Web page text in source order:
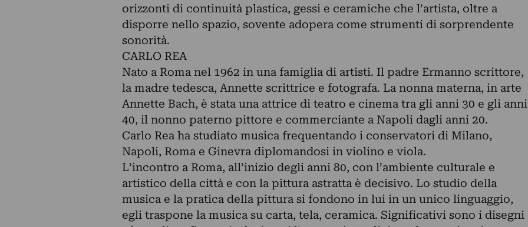
orizzonti di continuità plastica, gessi e ceramiche che l’artista, oltre a
disporre nello spazio, sovente adopera come strumenti di sorprendente
sonorità.
CARLO REA
Nato a Roma nel 1962 in una famiglia di artisti. Il padre Ermanno scrittore,
la madre tedesca, Annette scrittrice e fotografa. La nonna materna, in arte
Annette Bach, è stata una attrice di teatro e cinema tra gli anni 30 e gli anni
40, il nonno paterno pittore e commerciante a Napoli dagli anni 20.
Carlo Rea ha studiato musica frequentando i conservatori di Milano,
Napoli, Roma e Ginevra diplomandosi in violino e viola.
L’incontro a Roma, all’inizio degli anni 80, con l’ambiente culturale e
artistico della città e con la pittura astratta è decisivo. Lo studio della
musica e la pratica della pittura si fondono in lui in un unico linguaggio,
egli traspone la musica su carta, tela, ceramica. Significativi sono i disegni